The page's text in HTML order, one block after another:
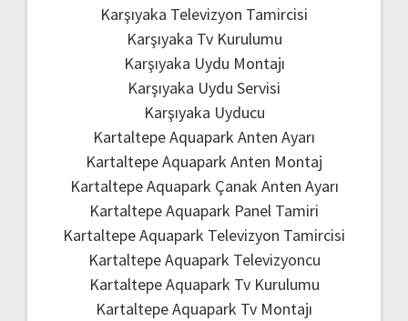
Karşıyaka Televizyon Tamircisi
Karşıyaka Tv Kurulumu
Karşıyaka Uydu Montajı
Karşıyaka Uydu Servisi
Karşıyaka Uyducu
Kartaltepe Aquapark Anten Ayarı
Kartaltepe Aquapark Anten Montaj
Kartaltepe Aquapark Çanak Anten Ayarı
Kartaltepe Aquapark Panel Tamiri
Kartaltepe Aquapark Televizyon Tamircisi
Kartaltepe Aquapark Televizyoncu
Kartaltepe Aquapark Tv Kurulumu
Kartaltepe Aquapark Tv Montajı